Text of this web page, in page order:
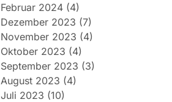
Februar 2024 (4)
Dezember 2023 (7)
November 2023 (4)
Oktober 2023 (4)
September 2023 (3)
August 2023 (4)
Juli 2023 (10)